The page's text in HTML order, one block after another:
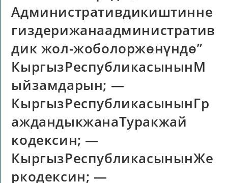
Административдикиштинне
гиздерижанаадминистратив
дик жол-жоболоржөнүндө”
КыргызРеспубликасынынМ
ыйзамдарын; —
КыргызРеспубликасынынГр
аждандыкжанаТуракжай
кодексин; —
КыргызРеспубликасынынЖе
ркодексин; —